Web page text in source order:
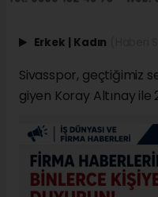
Erkek | Kadın
Sivasspor, geçtiğimiz
giyen Koray Altınay ile